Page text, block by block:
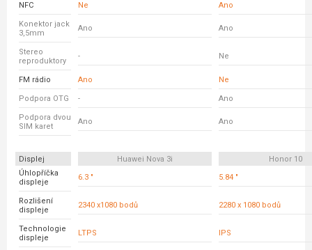
NFC Ne Ano
Konektor jack
3,5mm
Ano Ano
Stereo
reproduktory
- Ne
FM rádio Ano Ne
Podpora OTG - Ano
Podpora dvou
SIM karet
Ano Ano
Displej Huawei Nova 3i
Honor 10
Úhlopříčka
displeje
6.3 " 5.84 "
Rozlišení
displeje
2340 x1080 bodů 2280 x 1080 bodů
Technologie
displeje
LTPS IPS